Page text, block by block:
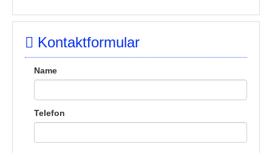
Kontaktformular
Name
Telefon